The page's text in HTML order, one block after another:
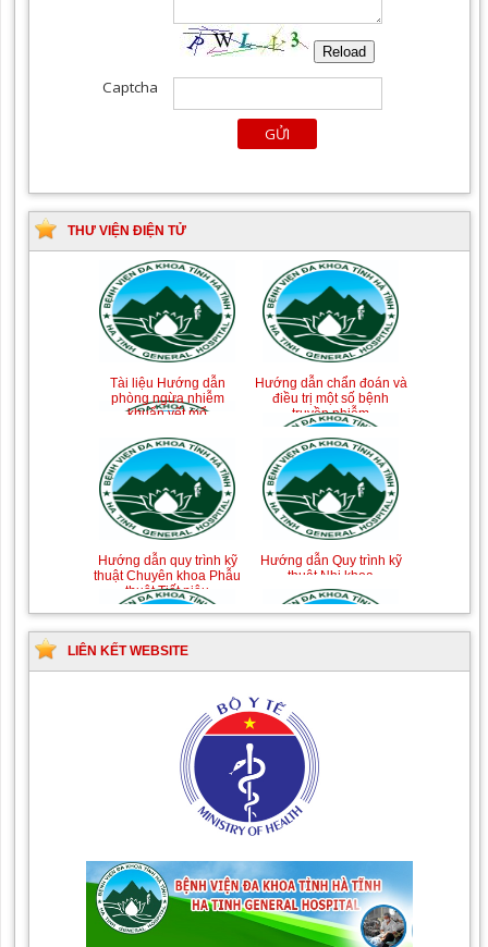
THƯ VIỆN ĐIỆN TỬ
Tài liệu Hướng dẫn
phòng ngừa nhiễm
khuẩn vết mổ
Hướng dẫn chẩn đoán và
điều trị một số bệnh
truyền nhiễm
Hướng dẫn quy trình kỹ
thuật Chuyên khoa Phẫu
thuật Tiết niệu
Hướng dẫn Quy trình kỹ
thuật Nhi khoa
LIÊN KẾT WEBSITE